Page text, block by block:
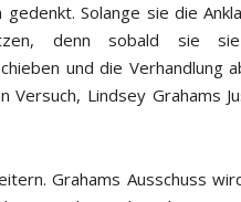
Solange sie die
denn sobald sie
und die Verhandlung
Versuch, Lindsey Grahams
Grahams Ausschuss